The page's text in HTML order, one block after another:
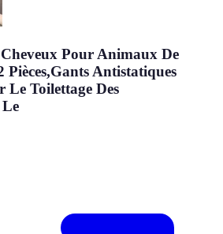
Pour Animaux De
Pièces,Gants Antistatiques
Le Toilettage Des